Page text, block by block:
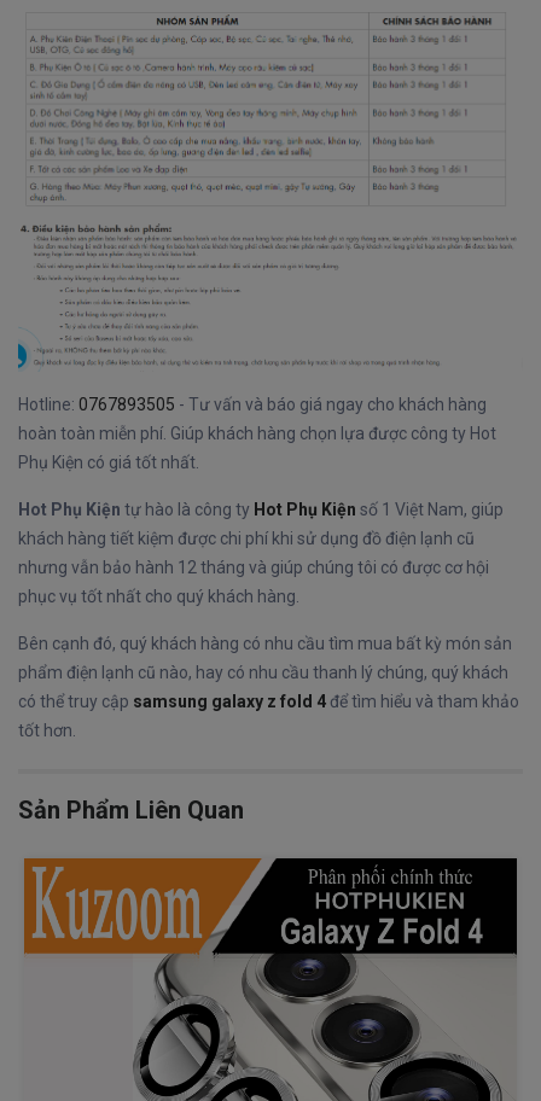
Hotline: 0767893505 - Tư vấn và báo giá ngay cho khách hàng
hoàn toàn miễn phí. Giúp khách hàng chọn lựa được công ty Hot
Phụ Kiện có giá tốt nhất.
Hot Phụ Kiện tự hào là công ty Hot Phụ Kiện số 1 Việt Nam, giúp
khách hàng tiết kiệm được chi phí khi sử dụng đồ điện lạnh cũ
nhưng vẫn bảo hành 12 tháng và giúp chúng tôi có được cơ hội
phục vụ tốt nhất cho quý khách hàng.
Bên cạnh đó, quý khách hàng có nhu cầu tìm mua bất kỳ món sản
phẩm điện lạnh cũ nào, hay có nhu cầu thanh lý chúng, quý khách
có thể truy cập samsung galaxy z fold 4để tìm hiểu và tham khảo
tốt hơn.
Sản Phẩm Liên Quan